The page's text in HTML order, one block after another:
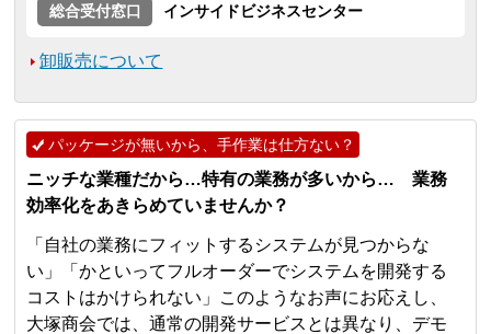
総合受付窓口
インサイドビジネスセンター
卸販売について
パッケージが無いから、手作業は仕方ない？
ニッチな業種だから…特有の業務が多いから… 業務
効率化をあきらめていませんか？
「自社の業務にフィットするシステムが見つからな
い」「かといってフルオーダーでシステムを開発する
コストはかけられない」このようなお声にお応えし、
大塚商会では、通常の開発サービスとは異なり、デモ